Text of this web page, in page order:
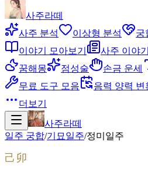
사주라떼
사주 분석
이상형 분석 궁
이야기 모아보기
사주 이야기
꿈해몽
점성술 손금 운세
무료 도구 모음
음력 양력 변
더보기
사주라떼
일주 궁합/기묘 일주/정미 일주
己卯